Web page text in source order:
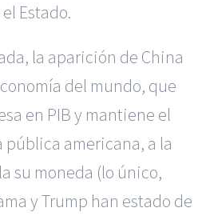
Estado.
la aparición de China
del mundo, que
en PIB y mantiene el
pública americana, a la
su moneda (lo único,
y Trump han estado de